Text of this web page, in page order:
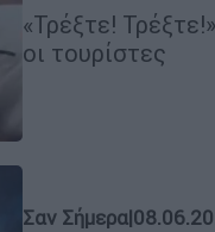
«Τρέξτε!
οι τουρίστες
Σαν Σήμερα|